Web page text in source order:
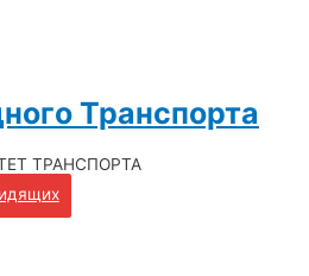
Транспорта
ТРАНСПОРТА